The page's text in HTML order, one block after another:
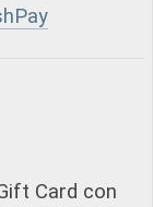
Card con